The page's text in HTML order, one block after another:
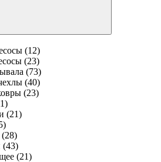
(12)
(23)
(73)
(40)
(23)
(21)
(43)
(21)